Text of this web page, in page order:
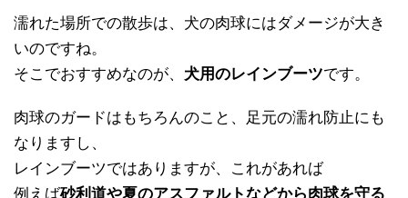
濡れた場所での散歩は、犬の肉球にはダメージが大き
いのですね。
そこでおすすめなのが、 犬用のレインブーツです。
肉球のガードはもちろんのこと、足元の濡れ防止にも
なりますし、
レインブーツではありますが、これがあれば
例えば砂利道や夏のアスファルトなどから肉球を守る